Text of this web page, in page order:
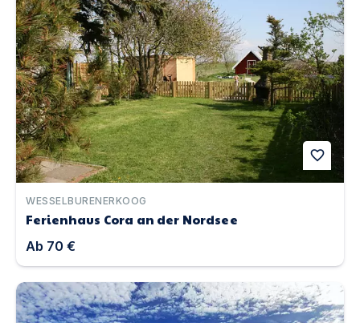
favorite
WESSELBURENERKOOG
Ferienhaus Cora an der Nordsee
Ab 70 €
Bodensee Hotel Storchen | Unterkunft in Uhldingen-